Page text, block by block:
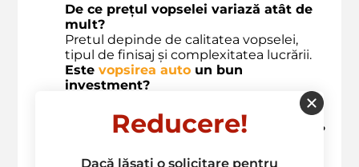
De ce prețul vopselei variază atât de
mult?
Pretul depinde de calitatea vopselei,
tipul de finisaj și complexitatea lucrării.
Este vopsirea auto un bun
investment?
crește
valoarea de revânzareavehiculului
Cât timp dureazăprocesul de vopsire
?
durează între 1-3zile.
Reducere!
Dacă lăsați o solicitare pentru